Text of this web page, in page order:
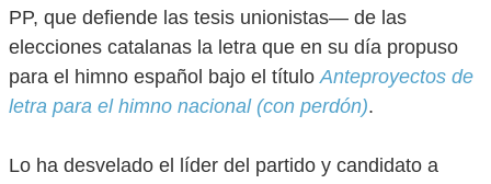
PP, que defiende las tesis unionistas— de las
elecciones catalanas la letra que en su día propuso
para el himno español bajo el títuloAnteproyectos de
letra para el himno nacional (con perdón).
Lo ha desvelado el líder del partido y candidato a